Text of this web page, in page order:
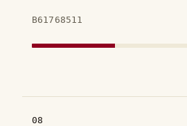
B61768511
08